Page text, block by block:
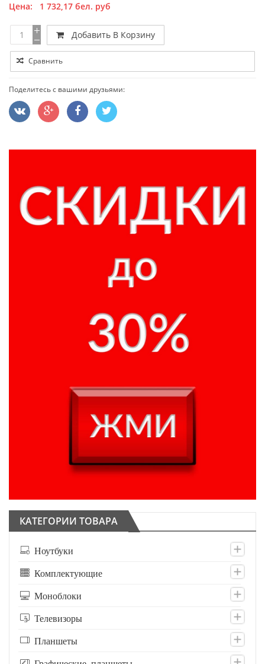
Цена: 1 732,17 бел. руб
Добавить В Корзину
Сравнить
Поделитесь с вашими друзьями:
КАТЕГОРИИ ТОВАРА
Ноутбуки
Комплектующие
Моноблоки
Телевизоры
Планшеты